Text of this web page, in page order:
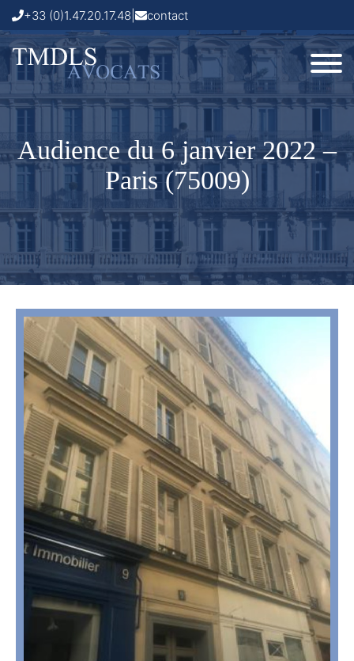
+33 (0)1.47.20.17.48 contact
Audience du 6 janvier 2022 –
Paris (75009)